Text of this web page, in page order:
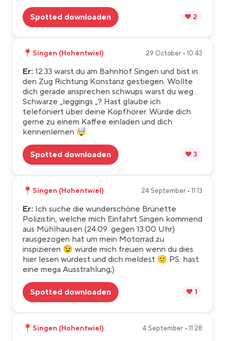
Spotted downloaden ❤️ 2
📍 Singen (Hohentwiel) 29 October • 10:43
Er: 12.33 warst du am Bahnhof Singen und bist in
den Zug Richtung Konstanz gestiegen. Wollte
dich gerade ansprechen schwups warst du weg .
Schwarze „leggings „? Hast glaube ich
telefoniert über deine Kopfhörer. Würde dich
gerne zu einem Kaffee einladen und dich
kennenlernen 🤯
Spotted downloaden ❤️ 3
📍 Singen (Hohentwiel) 24 September • 11:13
Er: Ich suche die wunderschöne Brünette
Polizistin, welche mich Einfahrt Singen kommend
aus Mühlhausen (24.09. gegen 13:00 Uhr)
rausgezogen hat um mein Motorrad zu
inspizieren 😉 würde mich freuen wenn du dies
hier lesen würdest und dich meldest 🙂 PS: hast
eine mega Ausstrahlung;)
Spotted downloaden ❤️ 1
📍 Singen (Hohentwiel) 4 September • 11:28